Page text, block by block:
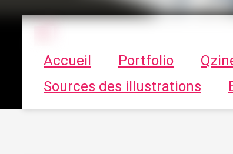
Accueil Portfolio
Sources des illustrations